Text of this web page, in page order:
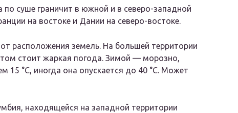
суше граничит в южной и в северо-западной
на востоке и Дании на северо-востоке.
расположения земель. На большей территории
стоит жаркая погода. Зимой — морозно,
15 °C, иногда она опускается до 40 °С. Может
находящейся на западной территории